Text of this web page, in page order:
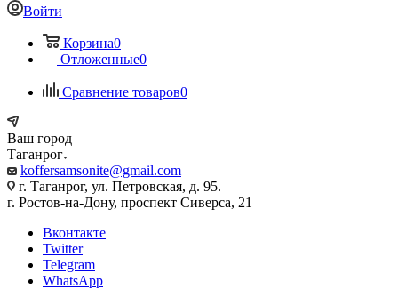
Войти
Корзина0
Отложенные0
Сравнение товаров0
Ваш город
Таганрог
koffersamsonite@gmail.com
г. Таганрог, ул. Петровская, д. 95.
г. Ростов-на-Дону, проспект Сиверса, 21
Вконтакте
Twitter
Telegram
WhatsApp